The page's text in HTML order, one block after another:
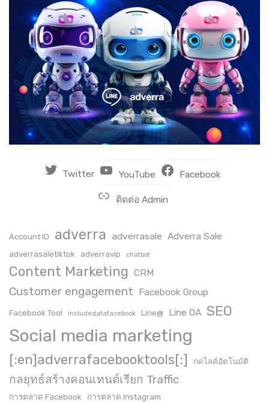
Twitter YouTube Facebook
ติดต่อ Admin
Account ID adverra adverrasale Adverra Sale
adverrasaletiktok adverravip chatbot
Content Marketing CRM
Customer engagement Facebook Group
Facebook Tool includedatafacebook Line@ Line OA SEO
Social media marketing
[:en]adverrafacebooktools[:] กดไลค์อัตโนมัติ
กลยุทธ์สร้างคอนเทนต์เรียก Traffic
การตลาด Facebook การตลาด Instagram